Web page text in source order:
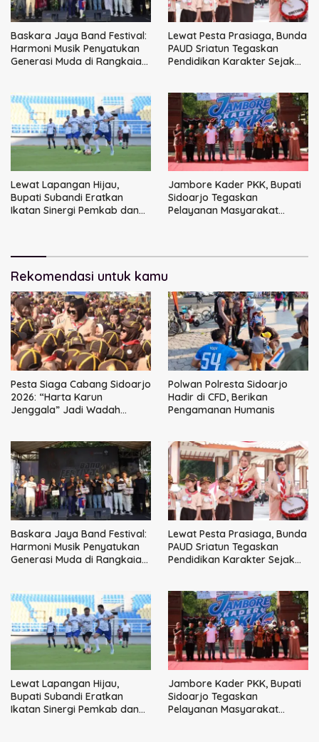
Baskara Jaya Band Festival:
Harmoni Musik Penyatukan
Generasi Muda di Rangkaian
Lewat Pesta Prasiaga, Bunda
PAUD Sriatun Tegaskan
Pendidikan Karakter Sejak
Lewat Lapangan Hijau,
Bupati Subandi Eratkan
Ikatan Sinergi Pemkab dan
Jambore Kader PKK, Bupati
Sidoarjo Tegaskan
Pelayanan Masyarakat
Rekomendasi untuk kamu
Pesta Siaga Cabang Sidoarjo
2026: “Harta Karun
Jenggala” Jadi Wadah
Polwan Polresta Sidoarjo
Hadir di CFD, Berikan
Pengamanan Humanis
Baskara Jaya Band Festival:
Harmoni Musik Penyatukan
Generasi Muda di Rangkaian
Lewat Pesta Prasiaga, Bunda
PAUD Sriatun Tegaskan
Pendidikan Karakter Sejak
Lewat Lapangan Hijau,
Bupati Subandi Eratkan
Ikatan Sinergi Pemkab dan
Jambore Kader PKK, Bupati
Sidoarjo Tegaskan
Pelayanan Masyarakat